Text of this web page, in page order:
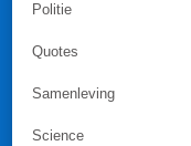
Politie
Quotes
Samenleving
Science